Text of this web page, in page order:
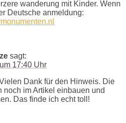
wanderung mit Kinder. Wenn
Deutsche anmeldung:
sagt:
17:40 Uhr
Dank für den Hinweis. Die
noch im Artikel einbauen und
Das finde ich echt toll!